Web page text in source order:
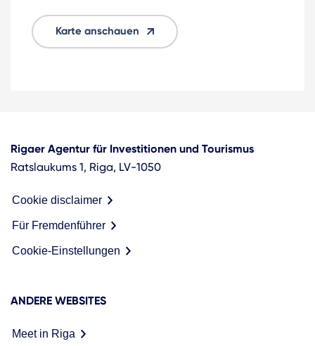
Karte anschauen
Rigaer Agentur für Investitionen und Tourismus
Ratslaukums 1, Riga, LV-1050
Cookie disclaimer
Für Fremdenführer
Cookie-Einstellungen
ANDERE WEBSITES
Meet in Riga